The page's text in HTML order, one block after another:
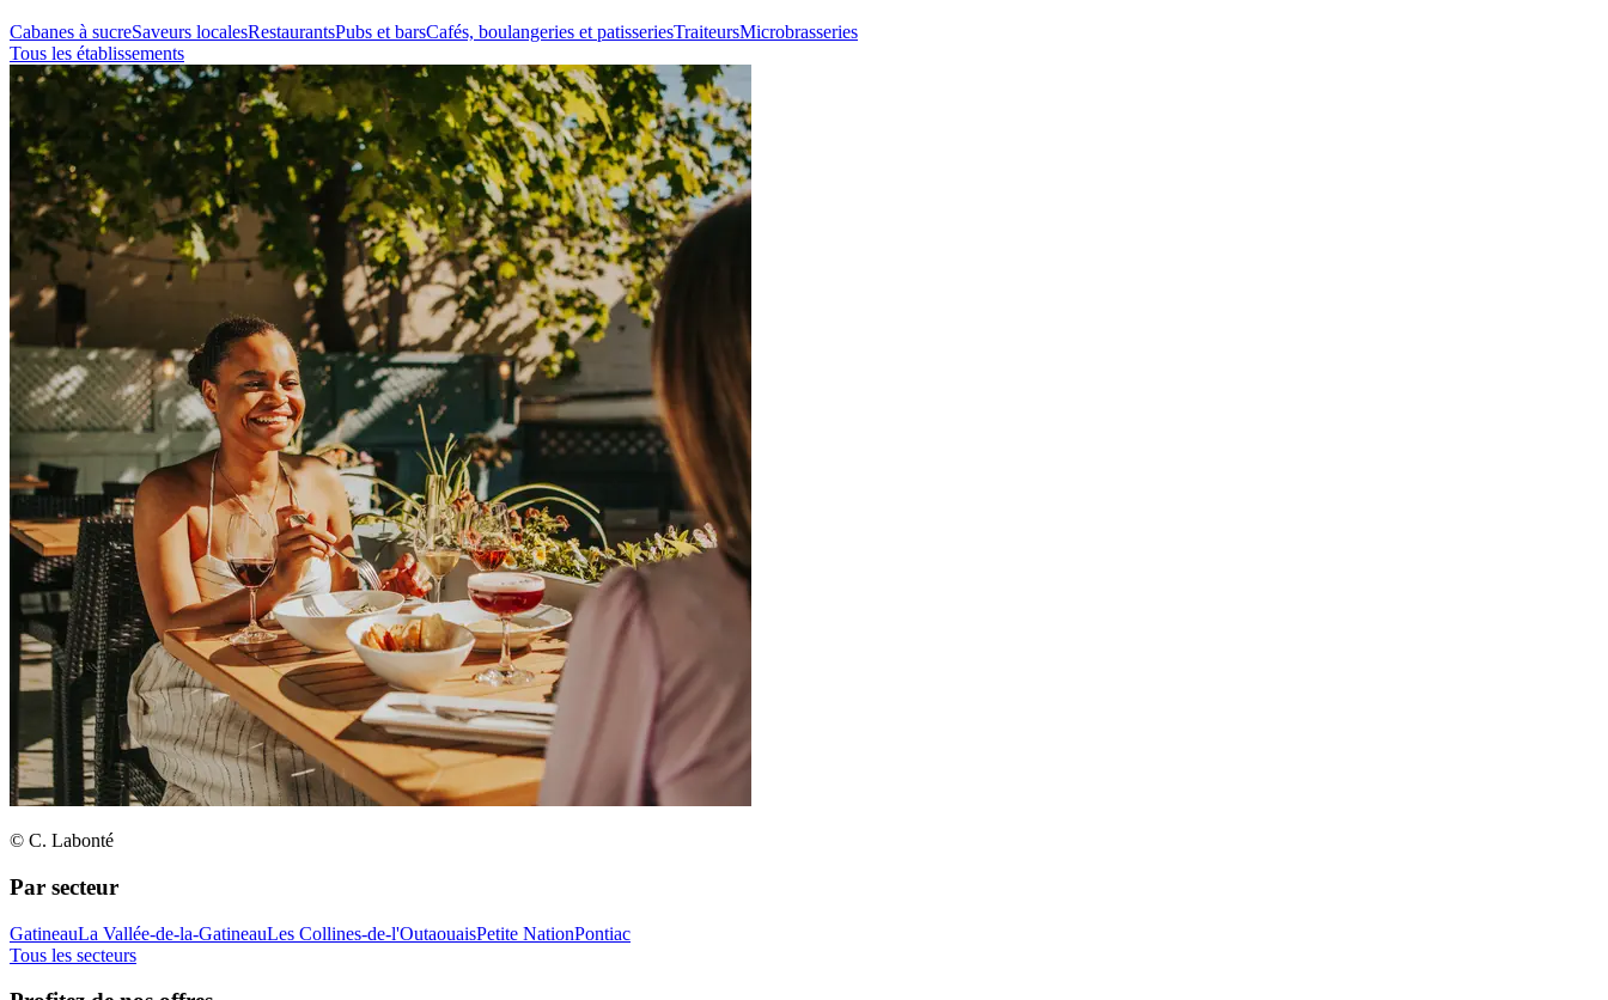
Cabanes à sucreSaveurs localesRestaurantsPubs et barsCafés, boulangeries et patisseriesTraiteursMicrobrasseries
Tous les établissements
© C. Labonté
Par secteur
GatineauLa Vallée-de-la-GatineauLes Collines-de-l'OutaouaisPetite NationPontiac
Tous les secteurs